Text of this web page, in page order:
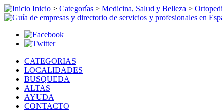
Inicio > Categorías > Medicina, Salud y Belleza >
CATEGORIAS
LOCALIDADES
BUSQUEDA
ALTAS
AYUDA
CONTACTO